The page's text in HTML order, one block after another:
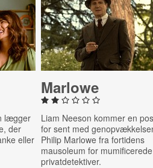
lægger
der
eller
Marlowe
Liam Neeson kommer en
for sent med
Philip Marlowe fra fortidens
mausoleum for mumificerede
privatdetektiver.